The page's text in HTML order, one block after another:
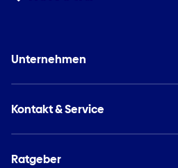
Unternehmen
Kontakt & Service
Ratgeber